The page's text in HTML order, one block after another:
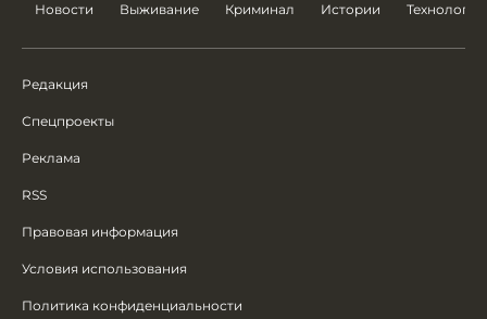
Новости Выживание Криминал Истории Технологии
Редакция
Спецпроекты
Реклама
RSS
Правовая информация
Условия использования
Политика конфиденциальности